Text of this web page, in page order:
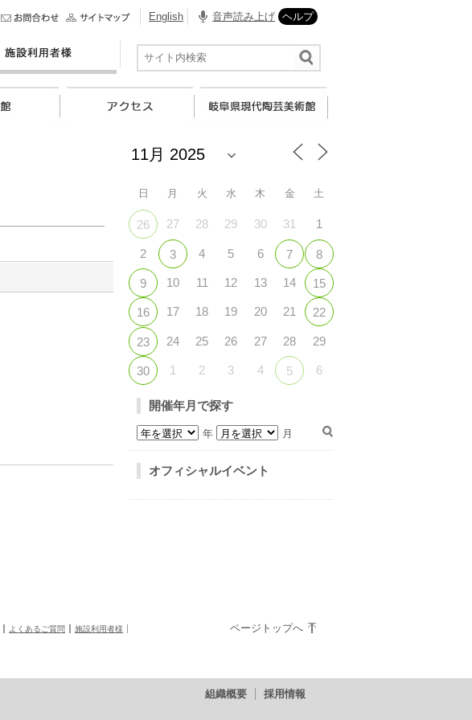
English 音声読み上げ ヘルプ
日 月 火 水 木 金 土
26 27 28 29 30 31 1
2 3 4 5 6 7 8
9 10 11 12 13 14 15
16 17 18 19 20 21 22
23 24 25 26 27 28 29
30 1 2 3 4 5 6
開催年月で探す
年 月
オフィシャルイベント
よくあるご質問
施設利用者様
ページトップへ
組織概要 採用情報